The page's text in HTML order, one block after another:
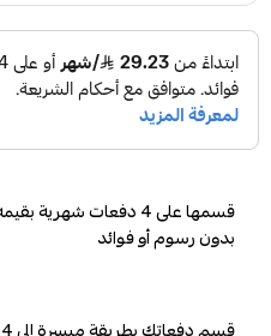
قسمها على 4 دفعات شهرية بقيمة 74.75
بدون رسوم أو فوائد